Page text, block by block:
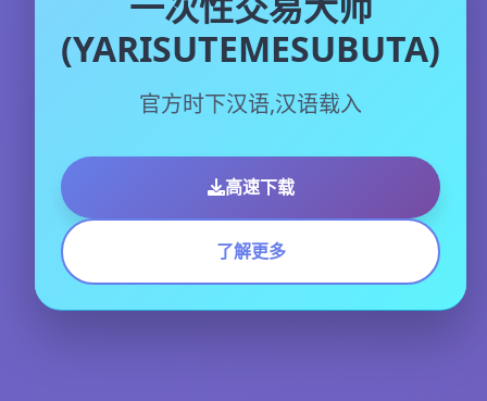
(YARISUTEMESUBUTA)
官方时下汉语,汉语载入
高速下载
了解更多